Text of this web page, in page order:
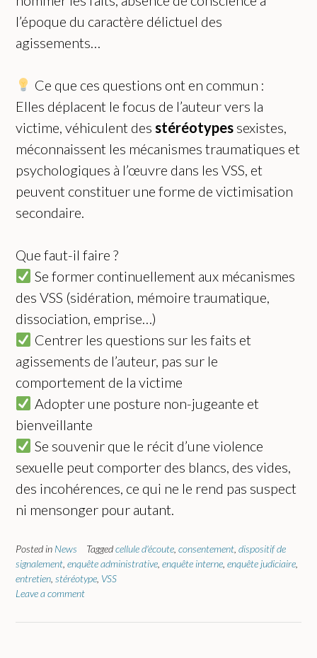
l’époque du caractère délictuel des
agissements…
Ce que ces questions ont en commun :
Elles déplacent le focus de l’auteur vers la
victime, véhiculent des stéréotypes sexistes,
méconnaissent les mécanismes traumatiques et
psychologiques à l’œuvre dans les VSS, et
peuvent constituer une forme de victimisation
secondaire.
Que faut-il faire ?
Se former continuellement aux mécanismes
des VSS (sidération, mémoire traumatique,
dissociation, emprise…)
Centrer les questions sur les faits et
agissements de l’auteur, pas sur le
comportement de la victime
Adopter une posture non-jugeante et
bienveillante
Se souvenir que le récit d’une violence
sexuelle peut comporter des blancs, des vides,
des incohérences, ce qui ne le rend pas suspect
ni mensonger pour autant.
Posted in News Taggedcellule d'écoute consentement dispositif de
signalement enquête administrative enquête interne enquête judiciaire
entretien stéréotype VSS
Leave a comment